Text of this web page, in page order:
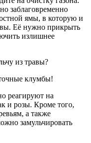
заблаговременно
ямы, в которую и
Её нужно прикрыть
излишнее
из травы?
клумбы!
реагируют на
и розы. Кроме того,
а также
замульчировать